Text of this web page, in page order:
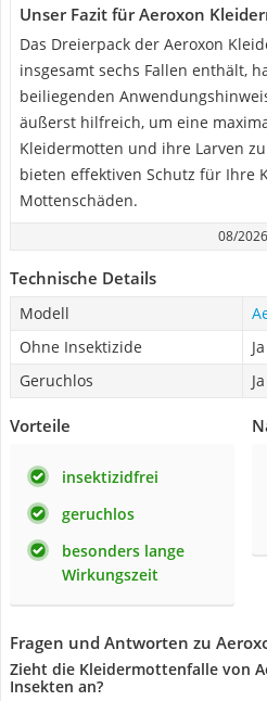
Unser Fazit für Aeroxon
Das Dreierpack der Aeroxon
insgesamt sechs Fallen enthält,
beiliegenden
äußerst hilfreich, um eine
Kleidermotten und ihre Larven
bieten effektiven Schutz für Ihre
Mottenschäden.
08/2026
Technische Details
Modell
Ohne Insektizide
Ja
Geruchlos
Ja
Vorteile
insektizidfrei
geruchlos
besonders lange
Wirkungszeit
Fragen und Antworten zu
Zieht die Kleidermottenfalle von
Insekten an?